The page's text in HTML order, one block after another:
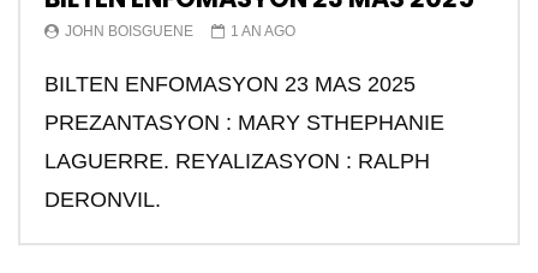
JOHN BOISGUENE 1 AN AGO
BILTEN ENFOMASYON 23 MAS 2025
PREZANTASYON : MARY STHEPHANIE
LAGUERRE. REYALIZASYON : RALPH
DERONVIL.